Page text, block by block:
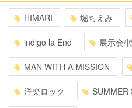
HIMARI 堀ちえみ
indigo la End 展示会/
MAN WITH A MISSION
洋楽ロック SUMMER